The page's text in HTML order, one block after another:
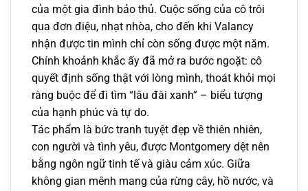
của một gia đình bảo thủ. Cuộc sống của cô trôi
qua đơn điệu, nhạt nhòa, cho đến khi Valancy
nhận được tin mình chỉ còn sống được một năm.
Chính khoảnh khắc ấy đã mở ra bước ngoặt: cô
quyết định sống thật với lòng mình, thoát khỏi mọi
ràng buộc để đi tìm “lâu đài xanh” – biểu tượng
của hạnh phúc và tự do.
Tác phẩm là bức tranh tuyệt đẹp về thiên nhiên,
con người và tình yêu, được Montgomery dệt nên
bằng ngôn ngữ tinh tế và giàu cảm xúc. Giữa
không gian mênh mang của rừng cây, hồ nước, và